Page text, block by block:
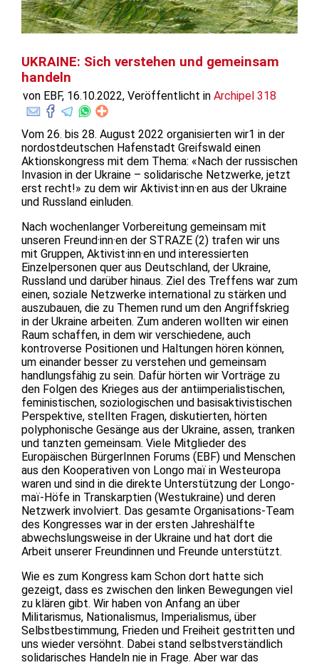
UKRAINE: Sich verstehen und gemeinsam
handeln
von EBF, 16.10.2022, Veröffentlicht in Archipel 318
Vom 26. bis 28. August 2022 organisierten wir1 in der
nordostdeutschen Hafenstadt Greifswald einen
Aktionskongress mit dem Thema: «Nach der russischen
Invasion in der Ukraine – solidarische Netzwerke, jetzt
erst recht!» zu dem wir Aktivist·inn·en aus der Ukraine
und Russland einluden.
Nach wochenlanger Vorbereitung gemeinsam mit
unseren Freund·inn·en der STRAZE (2) trafen wir uns
mit Gruppen, Aktivist·inn·en und interessierten
Einzelpersonen quer aus Deutschland, der Ukraine,
Russland und darüber hinaus. Ziel des Treffens war zum
einen, soziale Netzwerke international zu stärken und
auszubauen, die zu Themen rund um den Angriffskrieg
in der Ukraine arbeiten. Zum anderen wollten wir einen
Raum schaffen, in dem wir verschiedene, auch
kontroverse Positionen und Haltungen hören können,
um einander besser zu verstehen und gemeinsam
handlungsfähig zu sein. Dafür hörten wir Vorträge zu
den Folgen des Krieges aus der antiimperialistischen,
feministischen, soziologischen und basisaktivistischen
Perspektive, stellten Fragen, diskutierten, hörten
polyphonische Gesänge aus der Ukraine, assen, tranken
und tanzten gemeinsam. Viele Mitglieder des
Europäischen BürgerInnen Forums (EBF) und Menschen
aus den Kooperativen von Longo maï in Westeuropa
waren und sind in die direkte Unterstützung der Longo-
maï-Höfe in Transkarptien (Westukraine) und deren
Netzwerk involviert. Das gesamte Organisations-Team
des Kongresses war in der ersten Jahreshälfte
abwechslungsweise in der Ukraine und hat dort die
Arbeit unserer Freundinnen und Freunde unterstützt.
Wie es zum Kongress kam Schon dort hatte sich
gezeigt, dass es zwischen den linken Bewegungen viel
zu klären gibt. Wir haben von Anfang an über
Militarismus, Nationalismus, Imperialismus, über
Selbstbestimmung, Frieden und Freiheit gestritten und
uns wieder versöhnt. Dabei stand selbstverständlich
solidarisches Handeln nie in Frage. Aber war das